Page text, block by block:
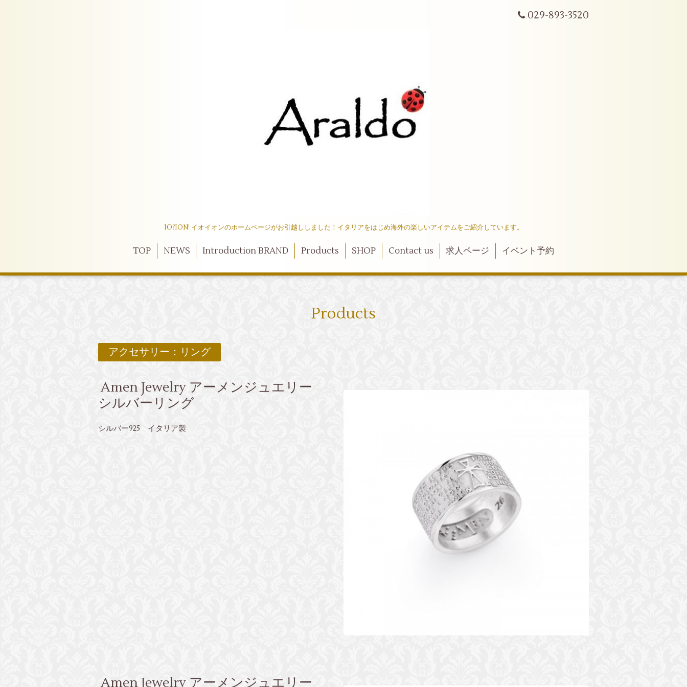
029-893-3520
IO?ION! イオイオンのホームページがお引越ししました！イタリアをはじめ海外の楽しいアイテムをご紹介しています。
TOP NEWS Introduction BRAND Products SHOP Contact us 求人ページ イベント予約
Products
アクセサリー：リング
Amen Jewelry アーメンジュエリー
シルバーリング
シルバー925 イタリア製
Amen Jewelry アーメンジュエリー